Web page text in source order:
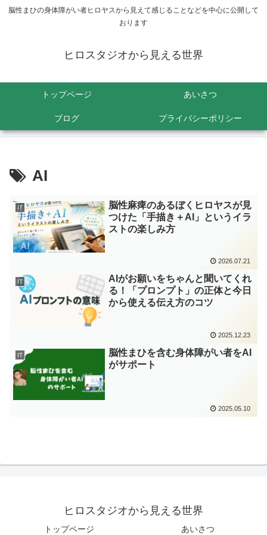
脳性まひの身体障がい者ヒロヤスから見えて感じることなどを中心に公開して
おります
ヒロスタジオから見える世界
トップページ あいさつ
ブログ プライバシーポリシー
AI
IT
脳性麻痺のあるぼくヒロヤスが見
つけた「手描き＋AI」というイラ
ストの楽しみ方
2026.07.21
IT
AIがお願いをちゃんと聞いてくれ
る！「プロンプト」の正体と今日
から使える伝え方のコツ
2025.12.23
IT
脳性まひを含む身体障がい者をAI
がサポート
2025.05.10
ヒロスタジオから見える世界
トップページ あいさつ